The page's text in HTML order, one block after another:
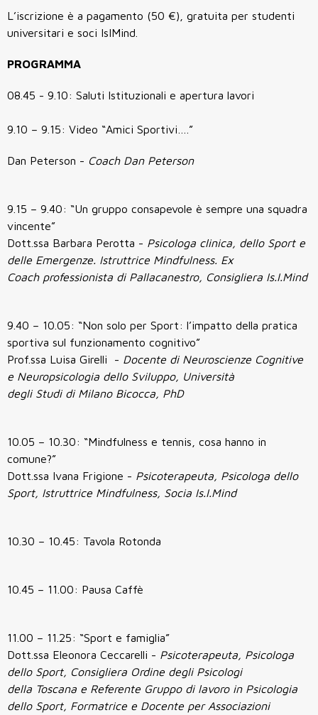
L’iscrizione è a pagamento (50 €), gratuita per studenti
universitari e soci IsIMind.
PROGRAMMA
08.45 - 9.10: Saluti Istituzionali e apertura lavori
9.10 – 9.15: Video “Amici Sportivi….”
Dan Peterson - Coach Dan Peterson
9.15 – 9.40: “Un gruppo consapevole è sempre una squadra
vincente”
Dott.ssa Barbara Perotta - Psicologa clinica, dello Sport e
delle Emergenze. Istruttrice Mindfulness. Ex
Coach professionista di Pallacanestro, Consigliera Is.I.Mind
9.40 – 10.05: “Non solo per Sport: l’impatto della pratica
sportiva sul funzionamento cognitivo”
Prof.ssa Luisa Girelli - Docente di Neuroscienze Cognitive
e Neuropsicologia dello Sviluppo, Università
degli Studi di Milano Bicocca, PhD
10.05 – 10.30: “Mindfulness e tennis, cosa hanno in
comune?”
Dott.ssa Ivana Frigione - Psicoterapeuta, Psicologa dello
Sport, Istruttrice Mindfulness, Socia Is.I.Mind
10.30 – 10.45: Tavola Rotonda
10.45 – 11.00: Pausa Caffè
11.00 – 11.25: “Sport e famiglia”
Dott.ssa Eleonora Ceccarelli - Psicoterapeuta, Psicologa
dello Sport, Consigliera Ordine degli Psicologi
della Toscana e Referente Gruppo di lavoro in Psicologia
dello Sport, Formatrice e Docente per Associazioni